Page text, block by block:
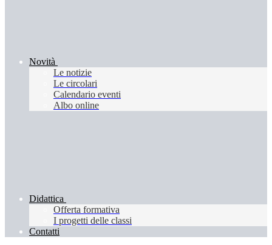
Novità
Le notizie
Le circolari
Calendario eventi
Albo online
Didattica
Offerta formativa
I progetti delle classi
Contatti